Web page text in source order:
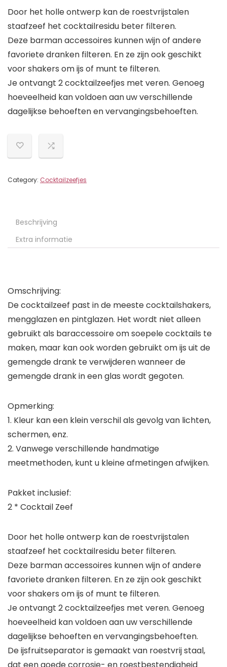
Door het holle ontwerp kan de roestvrijstalen
staafzeef het cocktailresidu beter filteren.
Deze barman accessoires kunnen wijn of andere
favoriete dranken filteren. En ze zijn ook geschikt
voor shakers om ijs of munt te filteren.
Je ontvangt 2 cocktailzeefjes met veren. Genoeg
hoeveelheid kan voldoen aan uw verschillende
dagelijkse behoeften en vervangingsbehoeften.
Category: Cocktailzeefjes
Beschrijving
Extra informatie
Omschrijving:
De cocktailzeef past in de meeste cocktailshakers,
mengglazen en pintglazen. Het wordt niet alleen
gebruikt als baraccessoire om soepele cocktails te
maken, maar kan ook worden gebruikt om ijs uit de
gemengde drank te verwijderen wanneer de
gemengde drank in een glas wordt gegoten.
Opmerking:
1. Kleur kan een klein verschil als gevolg van lichten,
schermen, enz.
2. Vanwege verschillende handmatige
meetmethoden, kunt u kleine afmetingen afwijken.
Pakket inclusief:
2 * Cocktail Zeef
Door het holle ontwerp kan de roestvrijstalen
staafzeef het cocktailresidu beter filteren.
Deze barman accessoires kunnen wijn of andere
favoriete dranken filteren. En ze zijn ook geschikt
voor shakers om ijs of munt te filteren.
Je ontvangt 2 cocktailzeefjes met veren. Genoeg
hoeveelheid kan voldoen aan uw verschillende
dagelijkse behoeften en vervangingsbehoeften.
De ijsfruitseparator is gemaakt van roestvrij staal,